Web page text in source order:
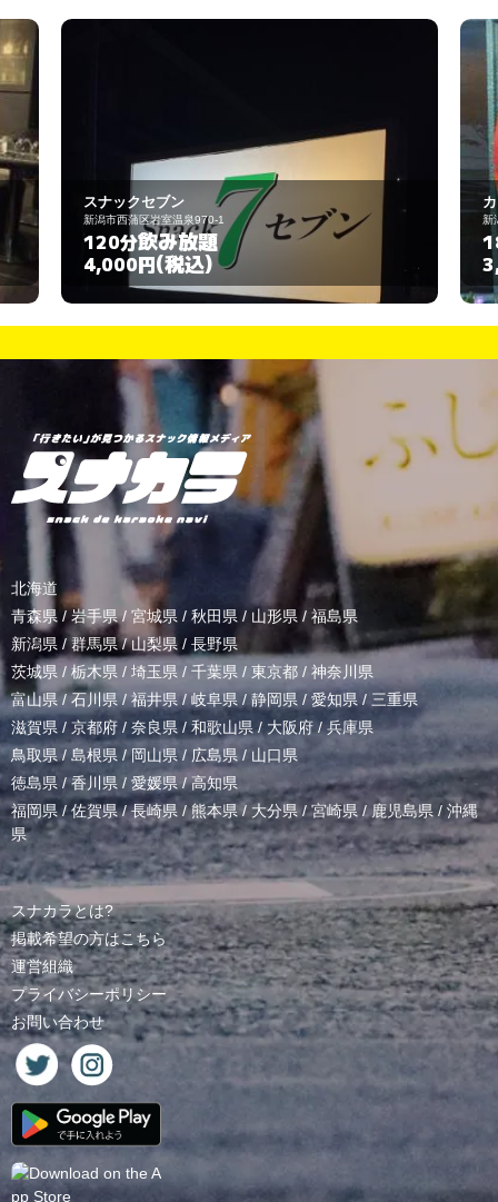
1
)
新潟市中央区西堀通２番町７７９－４
180分飲み放題
(税込)
北海道
青森県 / 岩手県/ 宮城県 / 秋田県 / 山形県/ 福島県
新潟県 /群馬県/山梨県 / 長野県
茨城県 / 栃木県 / 埼玉県 / 千葉県 / 東京都 / 神奈川県
富山県 /石川県/福井県/岐阜県 / 静岡県 / 愛知県 / 三重県
滋賀県 / 京都府 / 奈良県 / 和歌山県/ 大阪府 /兵庫県
鳥取県/ 島根県 /岡山県/ 広島県 / 山口県
徳島県 /香川県 / 愛媛県/高知県
福岡県/佐賀県/長崎県 /熊本県/ 大分県/宮崎県 /鹿児島県 / 沖縄
県
スナカラとは?
掲載希望の方はこちら
運営組織
プライバシーポリシー
お問い合わせ